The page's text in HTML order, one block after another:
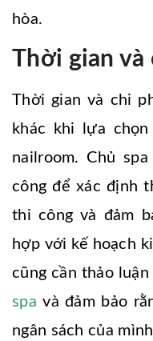
hòa.
Thời gian và
Thời gian và chi
khác khi lựa
nailroom. Chủ
công để xác định
thi công và đảm
hợp với kế hoạch
cũng cần thảo
spa và đảm bảo
ngân sách của